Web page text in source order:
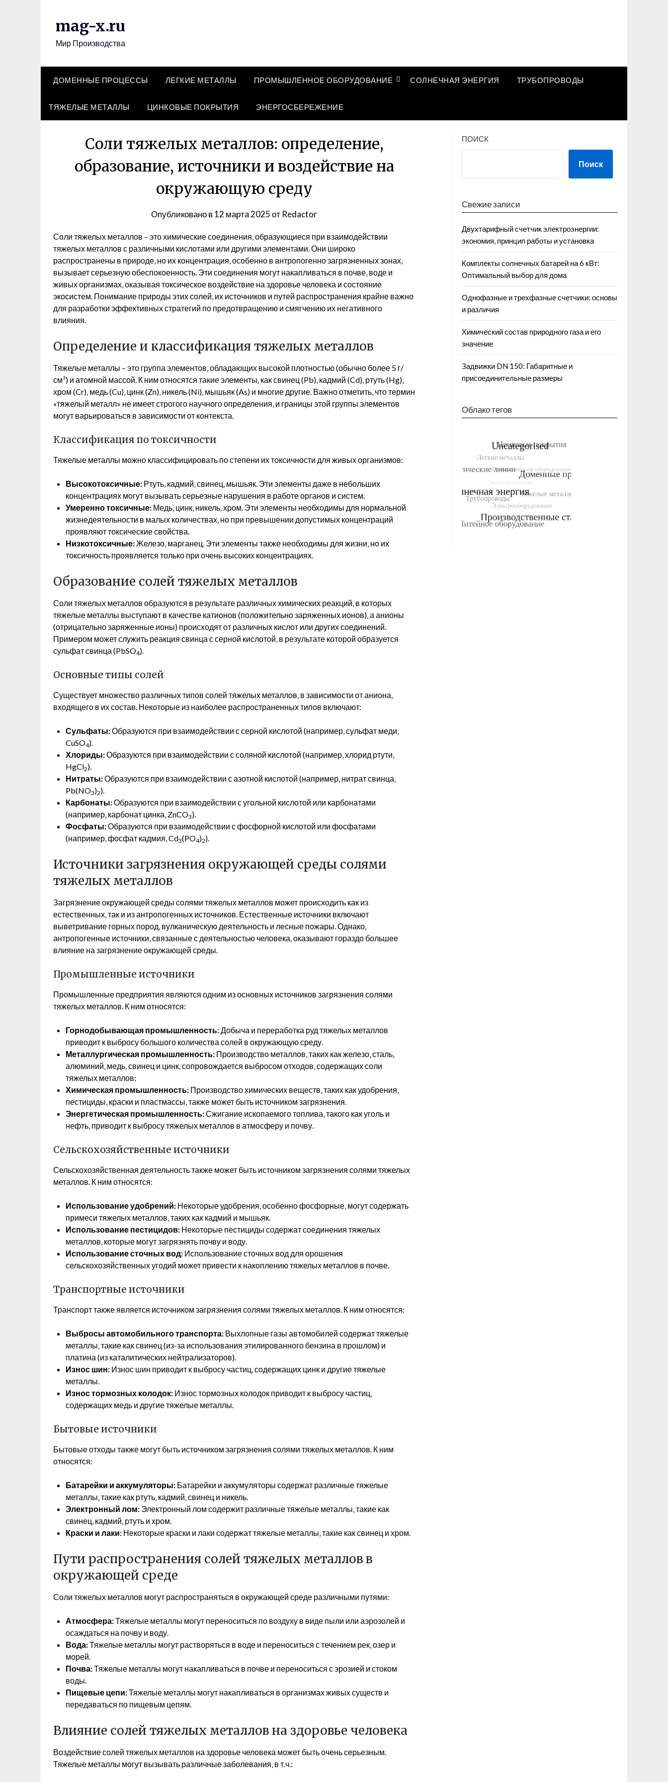
mag-x.ru
Мир Производства
ДОМЕННЫЕ ПРОЦЕССЫ ЛЕГКИЕ МЕТАЛЛЫ ПРОМЫШЛЕННОЕ ОБОРУДОВАНИЕ СОЛНЕЧНАЯ ЭНЕРГИЯ ТРУБОПРОВОДЫ
ТЯЖЕЛЫЕ МЕТАЛЛЫ ЦИНКОВЫЕ ПОКРЫТИЯ ЭНЕРГОСБЕРЕЖЕНИЕ
Соли тяжелых металлов: определение,
образование, источники и воздействие на
окружающую среду
Опубликовано в12 марта 2025от Redactor
Соли тяжелых металлов – это химические соединения‚ образующиеся при взаимодействии
тяжелых металлов с различными кислотами или другими элементами. Они широко
распространены в природе‚ но их концентрация‚ особенно в антропогенно загрязненных зонах‚
вызывает серьезную обеспокоенность. Эти соединения могут накапливаться в почве‚ воде и
живых организмах‚ оказывая токсическое воздействие на здоровье человека и состояние
экосистем. Понимание природы этих солей‚ их источников и путей распространения крайне важно
для разработки эффективных стратегий по предотвращению и смягчению их негативного
влияния.
Определение и классификация тяжелых металлов
Тяжелые металлы – это группа элементов‚ обладающих высокой плотностью (обычно более 5 г/
см³) и атомной массой. К ним относятся такие элементы‚ как свинец (Pb)‚ кадмий (Cd)‚ ртуть (Hg)‚
хром (Cr)‚ медь (Cu)‚ цинк (Zn)‚ никель (Ni)‚ мышьяк (As) и многие другие. Важно отметить‚ что термин
«тяжелый металл» не имеет строгого научного определения‚ и границы этой группы элементов
могут варьироваться в зависимости от контекста.
Классификация по токсичности
Тяжелые металлы можно классифицировать по степени их токсичности для живых организмов:
Высокотоксичные: Ртуть‚ кадмий‚ свинец‚ мышьяк. Эти элементы даже в небольших
концентрациях могут вызывать серьезные нарушения в работе органов и систем.
Умеренно токсичные: Медь‚ цинк‚ никель‚ хром. Эти элементы необходимы для нормальной
жизнедеятельности в малых количествах‚ но при превышении допустимых концентраций
проявляют токсические свойства.
Низкотоксичные:Железо‚ марганец. Эти элементы также необходимы для жизни‚ но их
токсичность проявляется только при очень высоких концентрациях.
Образование солей тяжелых металлов
Соли тяжелых металлов образуются в результате различных химических реакций‚ в которых
тяжелые металлы выступают в качестве катионов (положительно заряженных ионов)‚ а анионы
(отрицательно заряженные ионы) происходят от различных кислот или других соединений.
Примером может служить реакция свинца с серной кислотой‚ в результате которой образуется
сульфат свинца (PbSO4).
Основные типы солей
Существует множество различных типов солей тяжелых металлов‚ в зависимости от аниона‚
входящего в их состав. Некоторые из наиболее распространенных типов включают:
Сульфаты:Образуются при взаимодействии с серной кислотой (например‚ сульфат меди‚
CuSO4).
Хлориды:Образуются при взаимодействии с соляной кислотой (например‚ хлорид ртути‚
HgCl2).
Нитраты:Образуются при взаимодействии с азотной кислотой (например‚ нитрат свинца‚
Pb(NO3)2).
Карбонаты:Образуются при взаимодействии с угольной кислотой или карбонатами
(например‚ карбонат цинка‚ ZnCO3).
Фосфаты:Образуются при взаимодействии с фосфорной кислотой или фосфатами
(например‚ фосфат кадмия‚ Cd3(PO4)2).
Источники загрязнения окружающей среды солями
тяжелых металлов
Загрязнение окружающей среды солями тяжелых металлов может происходить как из
естественных‚ так и из антропогенных источников. Естественные источники включают
выветривание горных пород‚ вулканическую деятельность и лесные пожары. Однако‚
антропогенные источники‚ связанные с деятельностью человека‚ оказывают гораздо большее
влияние на загрязнение окружающей среды.
Промышленные источники
Промышленные предприятия являются одним из основных источников загрязнения солями
тяжелых металлов. К ним относятся:
Горнодобывающая промышленность:Добыча и переработка руд тяжелых металлов
приводит к выбросу большого количества солей в окружающую среду.
Металлургическая промышленность: Производство металлов‚ таких как железо‚ сталь‚
алюминий‚ медь‚ свинец и цинк‚ сопровождается выбросом отходов‚ содержащих соли
тяжелых металлов;
Химическая промышленность: Производство химических веществ‚ таких как удобрения‚
пестициды‚ краски и пластмассы‚ также может быть источником загрязнения.
Энергетическая промышленность:Сжигание ископаемого топлива‚ такого как уголь и
нефть‚ приводит к выбросу тяжелых металлов в атмосферу и почву.
Сельскохозяйственные источники
Сельскохозяйственная деятельность также может быть источником загрязнения солями тяжелых
металлов. К ним относятся:
Использование удобрений: Некоторые удобрения‚ особенно фосфорные‚ могут содержать
примеси тяжелых металлов‚ таких как кадмий и мышьяк.
Использование пестицидов: Некоторые пестициды содержат соединения тяжелых
металлов‚ которые могут загрязнять почву и воду.
Использование сточных вод: Использование сточных вод для орошения
сельскохозяйственных угодий может привести к накоплению тяжелых металлов в почве.
Транспортные источники
Транспорт также является источником загрязнения солями тяжелых металлов. К ним относятся:
Выбросы автомобильного транспорта: Выхлопные газы автомобилей содержат тяжелые
металлы‚ такие как свинец (из-за использования этилированного бензина в прошлом) и
платина (из каталитических нейтрализаторов).
Износ шин: Износ шин приводит к выбросу частиц‚ содержащих цинк и другие тяжелые
металлы.
Износ тормозных колодок: Износ тормозных колодок приводит к выбросу частиц‚
содержащих медь и другие тяжелые металлы.
Бытовые источники
Бытовые отходы также могут быть источником загрязнения солями тяжелых металлов. К ним
относятся:
Батарейки и аккумуляторы: Батарейки и аккумуляторы содержат различные тяжелые
металлы‚ такие как ртуть‚ кадмий‚ свинец и никель.
Электронный лом: Электронный лом содержит различные тяжелые металлы‚ такие как
свинец‚ кадмий‚ ртуть и хром.
Краски и лаки: Некоторые краски и лаки содержат тяжелые металлы‚ такие как свинец и хром.
Пути распространения солей тяжелых металлов в
окружающей среде
Соли тяжелых металлов могут распространяться в окружающей среде различными путями:
Атмосфера:Тяжелые металлы могут переноситься по воздуху в виде пыли или аэрозолей и
осаждаться на почву и воду.
Вода:Тяжелые металлы могут растворяться в воде и переноситься с течением рек‚ озер и
морей.
Почва:Тяжелые металлы могут накапливаться в почве и переноситься с эрозией и стоком
воды.
Пищевые цепи:Тяжелые металлы могут накапливаться в организмах живых существ и
передаваться по пищевым цепям.
Влияние солей тяжелых металлов на здоровье человека
Воздействие солей тяжелых металлов на здоровье человека может быть очень серьезным.
Тяжелые металлы могут вызывать различные заболевания‚ в т.ч.:
ПОИСК
Поиск
Свежие записи
Двухтарифный счетчик электроэнергии:
экономия, принцип работы и установка
Комплекты солнечных батарей на 6 кВт:
Оптимальный выбор для дома
Однофазные и трехфазные счетчики: основы
и различия
Химический состав природного газа и его
значение
Задвижки DN 150: Габаритные и
присоединительные размеры
Облако тегов